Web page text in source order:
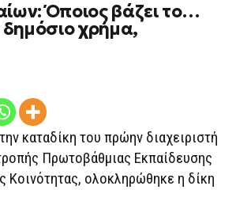
Όποιος βάζει το…
δημόσιο χρήμα,
καταδίκη του πρώην διαχειριστή
Πρωτοβάθμιας Εκπαίδευσης
Κοινότητας, ολοκληρώθηκε η δίκη